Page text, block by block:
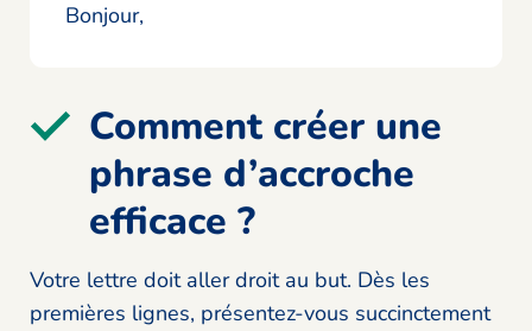
Bonjour,
Comment créer une
phrase d’accroche
efficace ?
Votre lettre doit aller droit au but. Dès les
premières lignes, présentez-vous succinctement